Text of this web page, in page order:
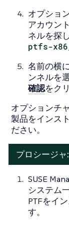
オプショ
アカウン
ネルを探
ptfs-
名前の横
ンネルを
確認をク
オプションチ
製品をインス
ださい。
プロシージ
SUSE
システム
PTFをイ
す。